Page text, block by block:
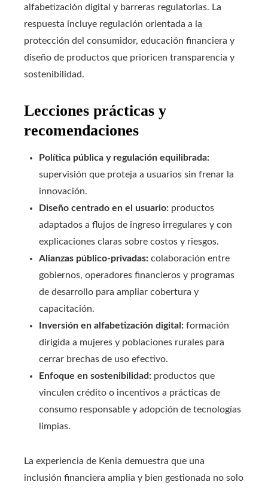
alfabetización digital y barreras regulatorias. La
respuesta incluye regulación orientada a la
protección del consumidor, educación financiera y
diseño de productos que prioricen transparencia y
sostenibilidad.
Lecciones prácticas y
recomendaciones
Política pública y regulación equilibrada:
supervisión que proteja a usuarios sin frenar la
innovación.
Diseño centrado en el usuario: productos
adaptados a flujos de ingreso irregulares y con
explicaciones claras sobre costos y riesgos.
Alianzas público-privadas: colaboración entre
gobiernos, operadores financieros y programas
de desarrollo para ampliar cobertura y
capacitación.
Inversión en alfabetización digital: formación
dirigida a mujeres y poblaciones rurales para
cerrar brechas de uso efectivo.
Enfoque en sostenibilidad: productos que
vinculen crédito o incentivos a prácticas de
consumo responsable y adopción de tecnologías
limpias.
La experiencia de Kenia demuestra que una
inclusión financiera amplia y bien gestionada no solo